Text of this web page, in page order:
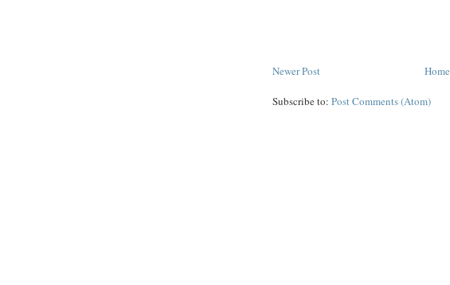
Newer Post Home
Subscribe to: Post Comments (Atom)